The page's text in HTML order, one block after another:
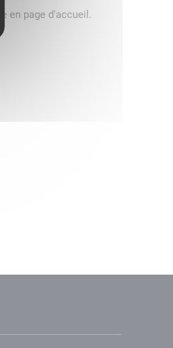
en page d'accueil.